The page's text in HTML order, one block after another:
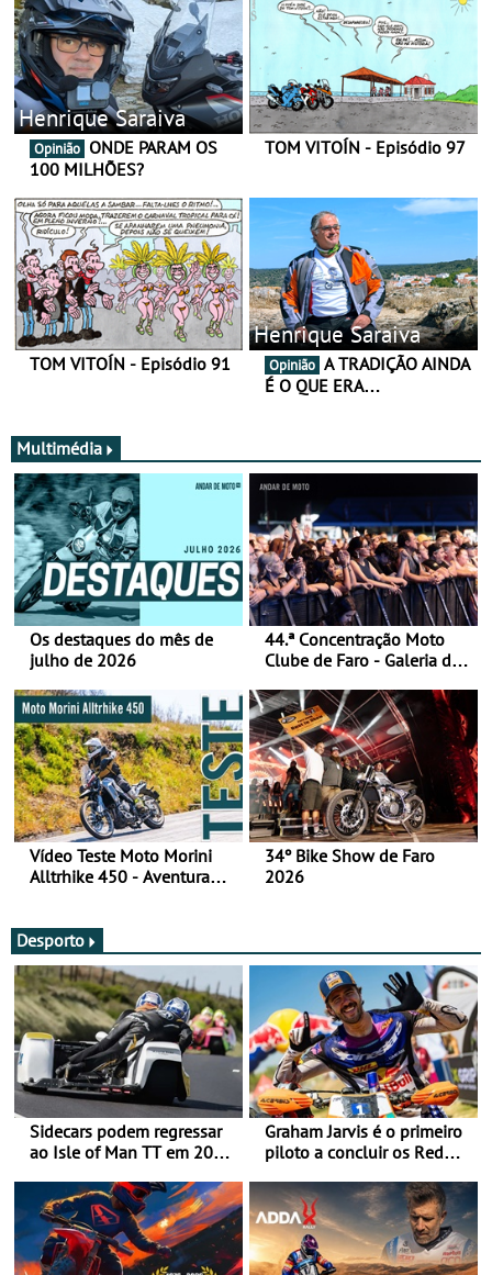
Henrique Saraiva
Opinião
100 MILHÕES?
TOM VITOÍN - Episódio 97
TOM VITOÍN - Episódio 91
Henrique Saraiva
Opinião
É O QUE ERA…
Multimédia
Os destaques do mês de
julho de 2026
44.ª Concentração Moto
Clube de Faro - Galeria de
Vídeo Teste Moto Morini
Alltrhike 450 - Aventura
34º Bike Show de Faro
2026
Desporto
Sidecars podem regressar
ao Isle of Man TT em 2027
Graham Jarvis é o primeiro
piloto a concluir os Red
moto elétrica